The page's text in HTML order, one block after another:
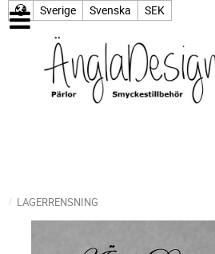
Sverige Svenska SEK
LAGERRENSNING